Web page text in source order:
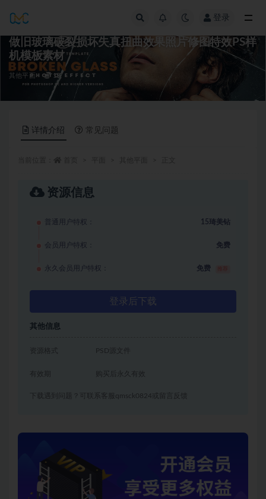
登录
做旧玻璃破裂损坏失真扭曲效果照片修图特效PS样
机模板素材
其他平面 15
详情介绍 常见问题
资源信息
普通用户特权： 15琦美钻
会员用户特权： 免费
永久会员用户特权： 免费
登录后下载
其他信息
资源格式 PSD源文件
有效期 购买后永久有效
下载遇到问题？可联系客服qmsck0824或留言反馈